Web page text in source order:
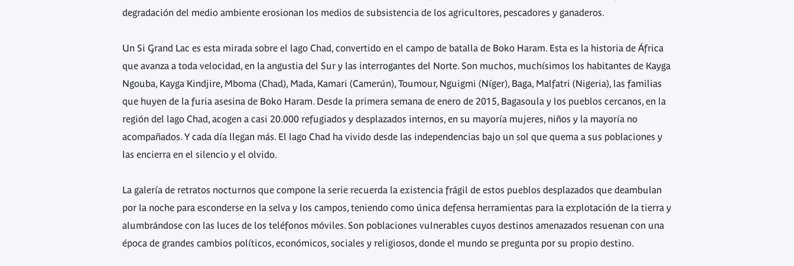
degradación del medio ambiente erosionan los medios de subsistencia de los agricultores, pescadores y ganaderos.
Un Si Grand Lac es esta mirada sobre el lago Chad, convertido en el campo de batalla de Boko Haram. Esta es la historia de África
que avanza a toda velocidad, en la angustia del Sur y las interrogantes del Norte. Son muchos, muchísimos los habitantes de Kayga
Ngouba, Kayga Kindjire, Mboma (Chad), Mada, Kamari (Camerún), Toumour, Nguigmi (Níger), Baga, Malfatri (Nigeria), las familias
que huyen de la furia asesina de Boko Haram. Desde la primera semana de enero de 2015, Bagasoula y los pueblos cercanos, en la
región del lago Chad, acogen a casi 20.000 refugiados y desplazados internos, en su mayoría mujeres, niños y la mayoría no
acompañados. Y cada día llegan más. El lago Chad ha vivido desde las independencias bajo un sol que quema a sus poblaciones y
las encierra en el silencio y el olvido.
La galería de retratos nocturnos que compone la serie recuerda la existencia frágil de estos pueblos desplazados que deambulan
por la noche para esconderse en la selva y los campos, teniendo como única defensa herramientas para la explotación de la tierra y
alumbrándose con las luces de los teléfonos móviles. Son poblaciones vulnerables cuyos destinos amenazados resuenan con una
época de grandes cambios políticos, económicos, sociales y religiosos, donde el mundo se pregunta por su propio destino.